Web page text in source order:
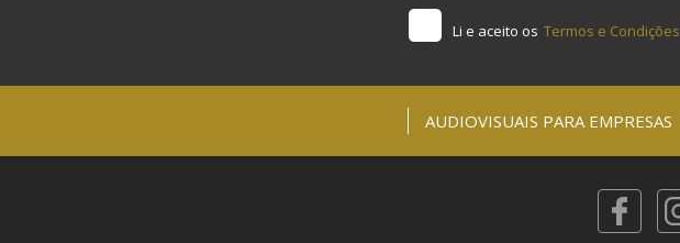
Li e aceito os Termos e Condições
AUDIOVISUAIS PARA EMPRESAS